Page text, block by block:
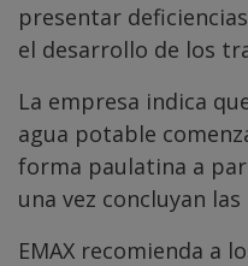
presentar
el desarrollo de los
La empresa indica
agua potable
forma paulatina a
una vez concluyan
EMAX recomienda a